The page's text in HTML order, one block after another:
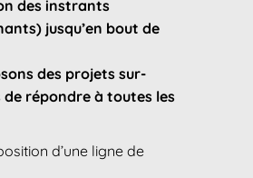
des instrants
jusqu’en bout de
des projets sur-
de répondre à toutes les
d’une ligne de